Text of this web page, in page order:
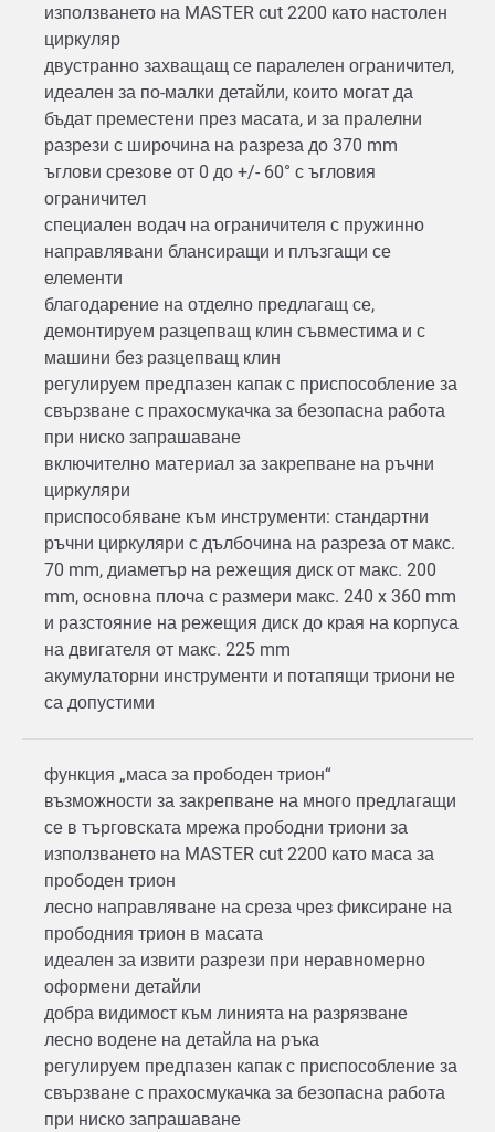
използването на MASTER cut 2200 като настолен
циркуляр
двустранно захващащ се паралелен ограничител,
идеален за по-малки детайли, които могат да
бъдат преместени през масата, и за пралелни
разрези с широчина на разреза до 370 mm
ъглови срезове от 0 до +/- 60° с ъгловия
ограничител
специален водач на ограничителя с пружинно
направлявани блансиращи и плъзгащи се
елементи
благодарение на отделно предлагащ се,
демонтируем разцепващ клин съвместима и с
машини без разцепващ клин
регулируем предпазен капак с приспособление за
свързване с прахосмукачка за безопасна работа
при ниско запрашаване
включително материал за закрепване на ръчни
циркуляри
приспособяване към инструменти: стандартни
ръчни циркуляри с дълбочина на разреза от макс.
70 mm, диаметър на режещия диск от макс. 200
mm, основна плоча с размери макс. 240 x 360 mm
и разстояние на режещия диск до края на корпуса
на двигателя от макс. 225 mm
акумулаторни инструменти и потапящи триони не
са допустими
функция „маса за прободен трион“
възможности за закрепване на много предлагащи
се в търговската мрежа прободни триони за
използването на MASTER cut 2200 като маса за
прободен трион
лесно направляване на среза чрез фиксиране на
прободния трион в масата
идеален за извити разрези при неравномерно
оформени детайли
добра видимост към линията на разрязване
лесно водене на детайла на ръка
регулируем предпазен капак с приспособление за
свързване с прахосмукачка за безопасна работа
при ниско запрашаване